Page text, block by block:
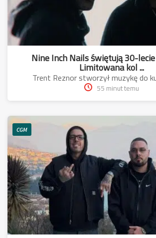
Nine Inch Nails świętują 30-lecie
Limitowana kol ...
Trent Reznor stworzył muzykę do
55 minut temu
CGM